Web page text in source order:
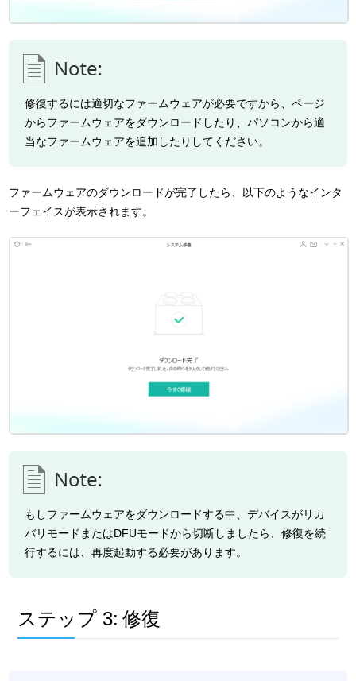
修復するには適切なファームウェアが必要ですから、ページ
からファームウェアをダウンロードしたり、パソコンから適
当なファームウェアを追加したりしてください。
ファームウェアのダウンロードが完了したら、以下のようなインタ
ーフェイスが表示されます。
もしファームウェアをダウンロードする中、デバイスがリカ
バリモードまたはDFUモードから切断しましたら、修復を続
行するには、再度起動する必要があります。
ステップ 3: 修復